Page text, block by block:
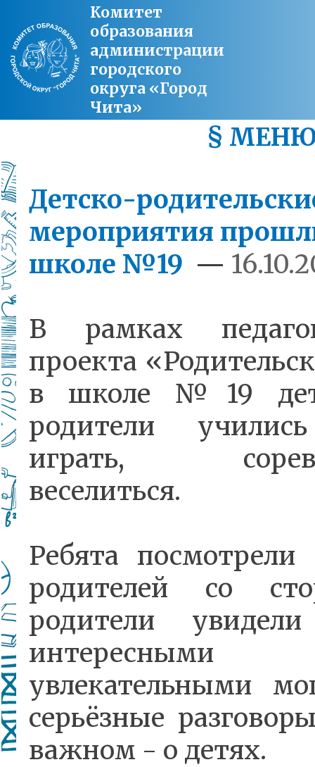
Комитет
образования
администрации
городского
округа «Город
Чита»
§
Детско-
мероприятия
школе №19 —
В рамках
проекта
в школе №19
родители
играть,
веселиться.
Ребята
родителей со
родители
увлекательными
серьёзные
важном - о детях.